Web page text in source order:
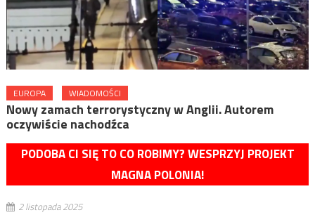
EUROPA WIADOMOŚCI
Nowy zamach terrorystyczny w Anglii. Autorem
oczywiście nachodźca
PODOBA CI SIĘ TO CO ROBIMY? WESPRZYJ PROJEKT
MAGNA POLONIA!
2 listopada 2025